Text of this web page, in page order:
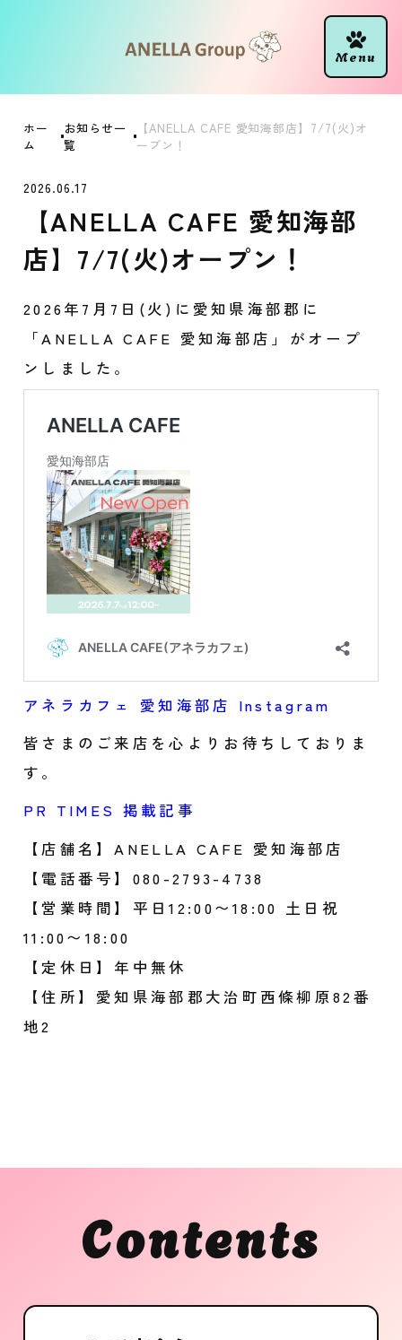
ホー
ム
お知らせ一
覧
【ANELLA CAFE 愛知海部店】7/7(火)オ
ープン！
2026.06.17
【ANELLA CAFE 愛知海部
店】7/7(火)オープン！
2026年7月7日(火)に愛知県海部郡に
「ANELLA CAFE 愛知海部店」がオープ
ンしました。
アネラカフェ 愛知海部店 Instagram
皆さまのご来店を心よりお待ちしておりま
す。
PR TIMES 掲載記事
【店舗名】ANELLA CAFE 愛知海部店
【電話番号】080-2793-4738
【営業時間】平日12:00〜18:00 土日祝
11:00〜18:00
【定休日】年中無休
【住所】愛知県海部郡大治町西條柳原82番
地2
Contents